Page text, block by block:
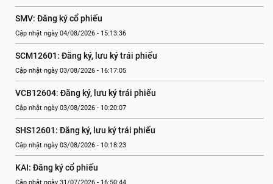
SMV: Đăng ký cổ phiếu
Cập nhật ngày 04/08/2026 - 15:13:36
SCM12601: Đăng ký, lưu ký trái phiếu
Cập nhật ngày 03/08/2026 - 16:17:05
VCB12604: Đăng ký, lưu ký trái phiếu
Cập nhật ngày 03/08/2026 - 10:20:07
SHS12601: Đăng ký, lưu ký trái phiếu
Cập nhật ngày 03/08/2026 - 10:18:23
KAI: Đăng ký cổ phiếu